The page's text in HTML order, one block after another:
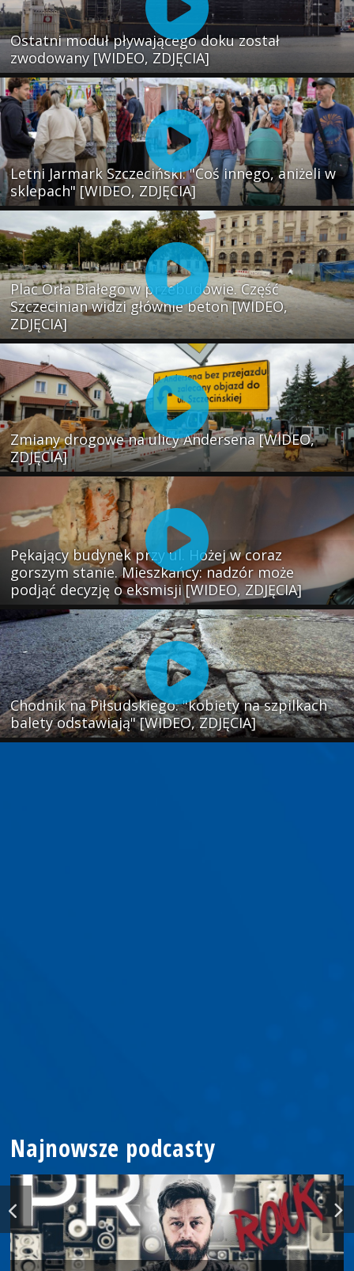
Ostatni moduł pływającego doku został
zwodowany [WIDEO, ZDJĘCIA]
Letni Jarmark Szczeciński. "Coś innego, aniżeli w
sklepach" [WIDEO, ZDJĘCIA]
Plac Orła Białego w przebudowie. Część
Szczecinian widzi głównie beton [WIDEO,
ZDJĘCIA]
Zmiany drogowe na ulicy Andersena [WIDEO,
ZDJĘCIA]
Pękający budynek przy ul. Hożej w coraz
gorszym stanie. Mieszkańcy: nadzór może
podjąć decyzję o eksmisji [WIDEO, ZDJĘCIA]
Chodnik na Piłsudskiego: "kobiety na szpilkach
balety odstawiają" [WIDEO, ZDJĘCIA]
Najnowsze podcasty